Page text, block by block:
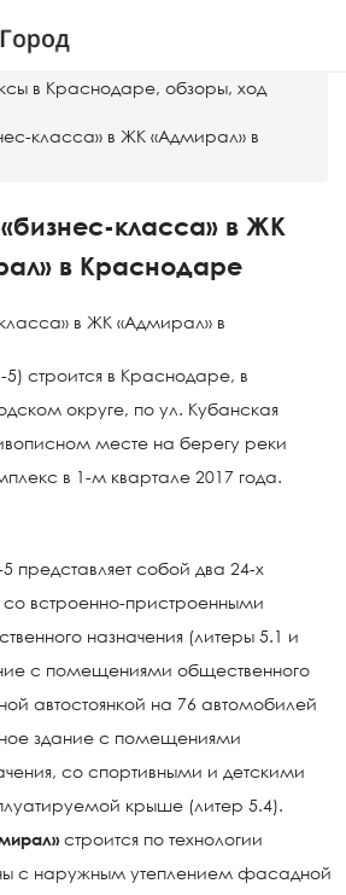
в Краснодаре, обзоры, ход
класса» в ЖК «Адмирал» в
класса» в ЖК
в Краснодаре
5) строится в Краснодаре, в
округе, по ул. Кубанская
месте на берегу реки
в 1-м квартале 2017 года.
представляет собой два 24-х
встроенно-пристроенными
назначения (литеры 5.1 и
с помещениями общественного
автостоянкой на 76 автомобилей
здание с помещениями
со спортивными и детскими
крыше (литер 5.4).
строится по технологии
с наружным утеплением фасадной